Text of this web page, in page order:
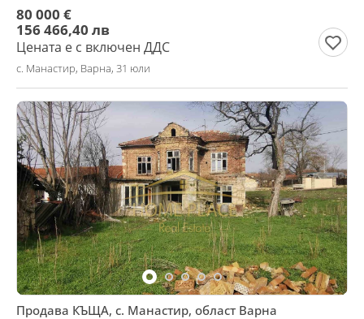
80 000 €
156 466,40 лв
Цената е с включен ДДС
с. Манастир, Варна, 31 юли
Продава КЪЩА, с. Манастир, област Варна